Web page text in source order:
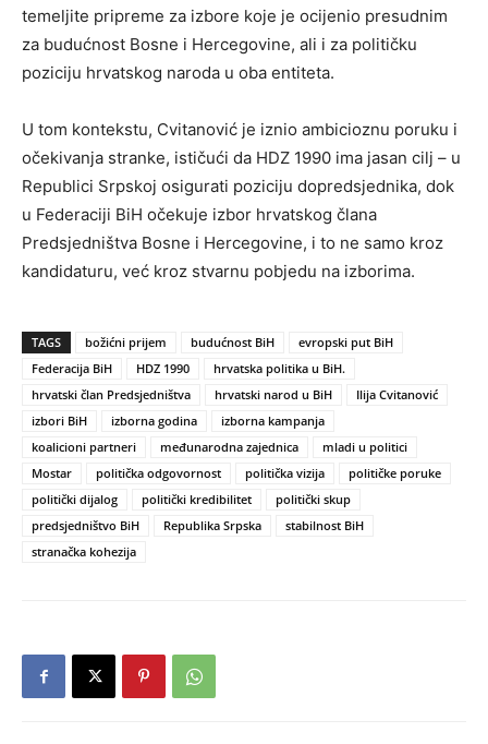
temeljite pripreme za izbore koje je ocijenio presudnim
za budućnost Bosne i Hercegovine, ali i za političku
poziciju hrvatskog naroda u oba entiteta.
U tom kontekstu, Cvitanović je iznio ambicioznu poruku i
očekivanja stranke, ističući da HDZ 1990 ima jasan cilj – u
Republici Srpskoj osigurati poziciju dopredsjednika, dok
u Federaciji BiH očekuje izbor hrvatskog člana
Predsjedništva Bosne i Hercegovine, i to ne samo kroz
kandidaturu, već kroz stvarnu pobjedu na izborima.
TAGS božićni prijem budućnost BiH
evropski put BiH
Federacija BiH
HDZ 1990
hrvatska politika u BiH.
hrvatski član Predsjedništva
hrvatski narod u BiH
Ilija Cvitanović
izbori BiH
izborna godina
izborna kampanja
koalicioni partneri
međunarodna zajednica
mladi u politici
Mostar
politička odgovornost politička vizija
političke poruke
politički dijalog
politički kredibilitet
politički skup
predsjedništvo BiH
Republika Srpska
stabilnost BiH
stranačka kohezija